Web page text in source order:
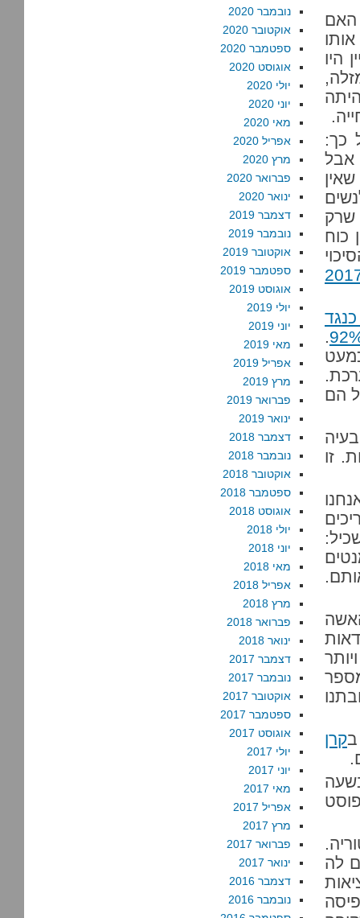
האם
היו
כך:
אבל
שרק
כוח
עבירות המין בשנת 2017
.
הם
זו
קרן
בשעה
לה
נובמבר 2020
אוקטובר 2020
ספטמבר 2020
אוגוסט 2020
יולי 2020
יוני 2020
מאי 2020
אפריל 2020
מרץ 2020
פברואר 2020
ינואר 2020
דצמבר 2019
נובמבר 2019
אוקטובר 2019
ספטמבר 2019
אוגוסט 2019
יולי 2019
יוני 2019
מאי 2019
אפריל 2019
מרץ 2019
פברואר 2019
ינואר 2019
דצמבר 2018
נובמבר 2018
אוקטובר 2018
ספטמבר 2018
אוגוסט 2018
יולי 2018
יוני 2018
מאי 2018
אפריל 2018
מרץ 2018
פברואר 2018
ינואר 2018
דצמבר 2017
נובמבר 2017
אוקטובר 2017
ספטמבר 2017
אוגוסט 2017
יולי 2017
יוני 2017
מאי 2017
אפריל 2017
מרץ 2017
פברואר 2017
ינואר 2017
דצמבר 2016
נובמבר 2016